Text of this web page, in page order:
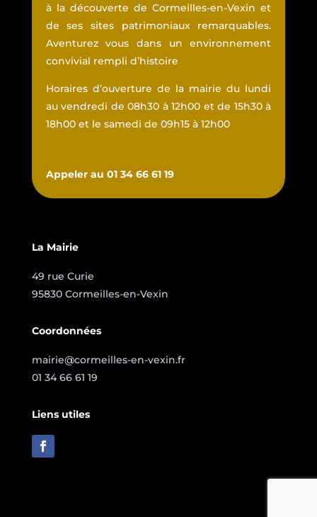
à la découverte de Cormeilles-en-Vexin et
de ses sites patrimoniaux remarquables.
Aventurez vous dans un environnement
convivial rempli d’histoire
Horaires d’ouverture de la mairie du lundi
au vendredi de 08h30 à 12h00 et de 15h30 à
18h00 et le samedi de 09h15 à 12h00
Appeler au 01 34 66 61 19
La Mairie
49 rue Curie
95830 Cormeilles-en-Vexin
Coordonnées
mairie@cormeilles-en-vexin.fr
01 34 66 61 19
Liens utiles